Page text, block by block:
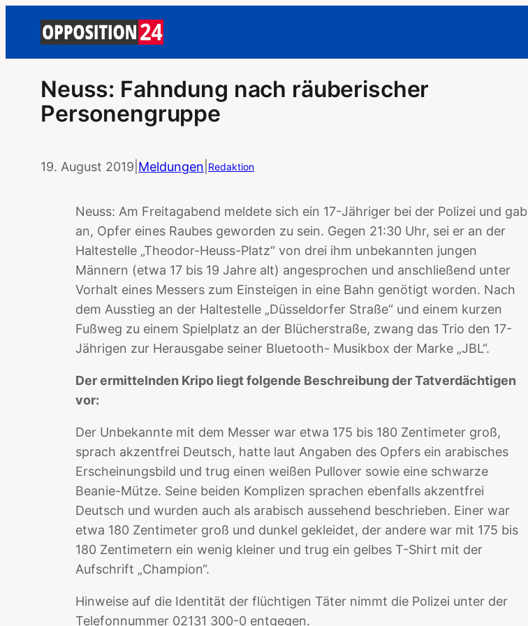
Neuss: Fahndung nach räuberischer
Personengruppe
19. August 2019 Meldungen Redaktion
Neuss: Am Freitagabend meldete sich ein 17-Jähriger bei der Polizei und gab
an, Opfer eines Raubes geworden zu sein. Gegen 21:30 Uhr, sei er an der
Haltestelle „Theodor-Heuss-Platz“ von drei ihm unbekannten jungen
Männern (etwa 17 bis 19 Jahre alt) angesprochen und anschließend unter
Vorhalt eines Messers zum Einsteigen in eine Bahn genötigt worden. Nach
dem Ausstieg an der Haltestelle „Düsseldorfer Straße“ und einem kurzen
Fußweg zu einem Spielplatz an der Blücherstraße, zwang das Trio den 17-
Jährigen zur Herausgabe seiner Bluetooth- Musikbox der Marke „JBL“.
Der ermittelnden Kripo liegt folgende Beschreibung der Tatverdächtigen
vor:
Der Unbekannte mit dem Messer war etwa 175 bis 180 Zentimeter groß,
sprach akzentfrei Deutsch, hatte laut Angaben des Opfers ein arabisches
Erscheinungsbild und trug einen weißen Pullover sowie eine schwarze
Beanie-Mütze. Seine beiden Komplizen sprachen ebenfalls akzentfrei
Deutsch und wurden auch als arabisch aussehend beschrieben. Einer war
etwa 180 Zentimeter groß und dunkel gekleidet, der andere war mit 175 bis
180 Zentimetern ein wenig kleiner und trug ein gelbes T-Shirt mit der
Aufschrift „Champion“.
Hinweise auf die Identität der flüchtigen Täter nimmt die Polizei unter der
Telefonnummer 02131 300-0 entgegen.